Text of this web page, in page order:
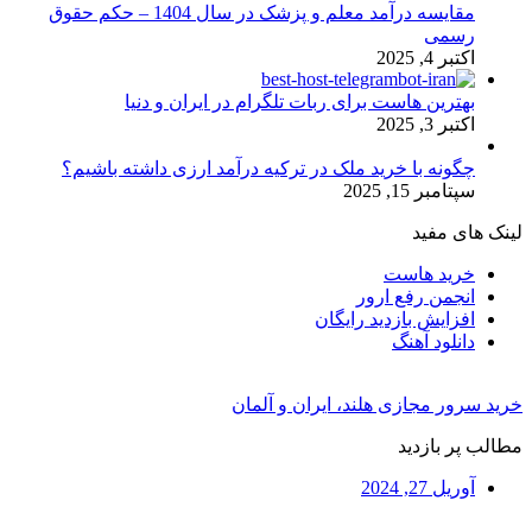
مقایسه درآمد معلم و پزشک در سال 1404 – حکم حقوق
رسمی
اکتبر 4, 2025
بهترین هاست برای ربات تلگرام در ایران و دنیا
اکتبر 3, 2025
چگونه با خرید ملک در ترکیه درآمد ارزی داشته باشیم؟
سپتامبر 15, 2025
لینک های مفید
خرید هاست
انجمن رفع ارور
افزایش بازدید رایگان
دانلود آهنگ
خرید سرور مجازی هلند، ایران و آلمان
مطالب پر بازدید
آوریل 27, 2024